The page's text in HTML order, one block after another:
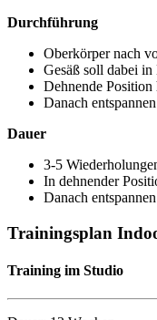
Durchführung
Oberkörper nach
Gesäß soll dabei
Dehnende Position
Danach
Dauer
3-5
In dehnender
Danach entspannen
Trainingsplan
Training im Studio